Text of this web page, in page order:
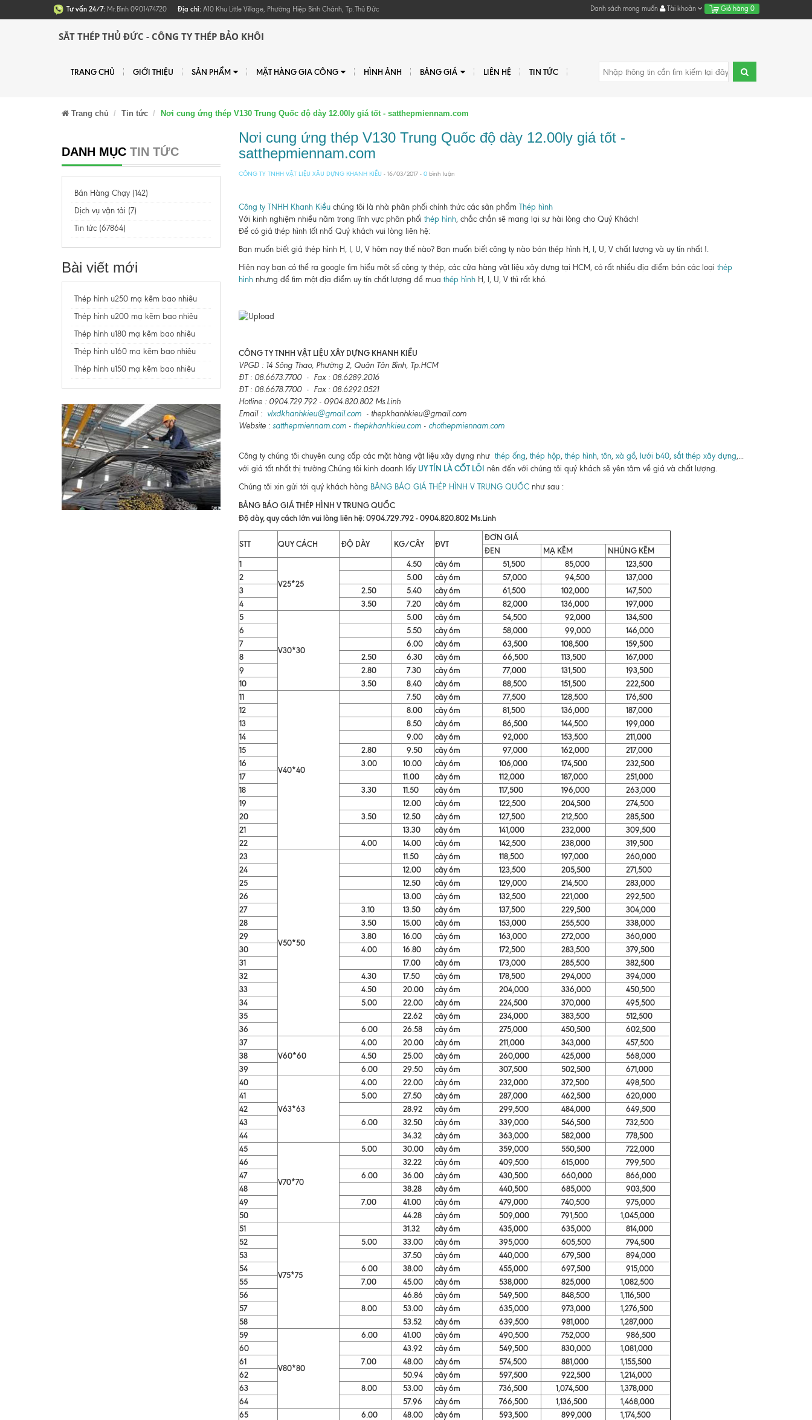
Tư vấn 24/7: Mr.Bình 0901474720 Địa chỉ: A10 Khu Little Village, Phường Hiệp Bình Chánh, Tp.Thủ Đức Danh sách mong muốn Tài khoản Giỏ hàng 0
SẮT THÉP THỦ ĐỨC - CÔNG TY THÉP BẢO KHÔI
TRANG CHỦ GIỚI THIỆU SẢN PHẨM MẶT HÀNG GIA CÔNG HÌNH ẢNH BẢNG GIÁ LIÊN HỆ TIN TỨC
Trang chủ Tin tức Nơi cung ứng thép V130 Trung Quốc độ dày 12.00ly giá tốt - satthepmiennam.com
DANH MỤC TIN TỨC
Bán Hàng Chạy (142)
Dịch vụ vận tải (7)
Tin tức (67864)
Bài viết mới
Thép hình u250 mạ kẽm bao nhiêu
Thép hình u200 mạ kẽm bao nhiêu
Thép hình u180 mạ kẽm bao nhiêu
Thép hình u160 mạ kẽm bao nhiêu
Thép hình u150 mạ kẽm bao nhiêu
Nơi cung ứng thép V130 Trung Quốc độ dày 12.00ly giá tốt -
satthepmiennam.com
CÔNG TY TNHH VẬT LIỆU XÂU DỰNG KHANH KIỀU - 16/03/2017 - 0bình luận
Công ty TNHH Khanh Kiềuchúng tôi là nhà phân phối chính thức các sản phẩm Thép hình
Với kinh nghiệm nhiều năm trong lĩnh vực phân phối thép hình, chắc chắn sẽ mang lại sự hài lòng cho Quý Khách!
Để có giá thép hình tốt nhấ Quý khách vui lòng liên hệ:
Bạn muốn biết giá thép hình H, I, U, V hôm nay thế nào? Bạn muốn biết công ty nào bán thép hình H, I, U, V chất lượng và uy tín nhất !.
Hiện nay bạn có thể ra google tìm hiểu một số công ty thép, các cửa hàng vật liệu xây dựng tại HCM, có rất nhiều địa điểm bán các loại thép
hìnhnhưng để tìm một địa điểm uy tín chất lượng để mua thép hìnhH, I, U, V thì rất khó.
CÔNG TY TNHH VẬT LIỆU XÂY DỰNG KHANH KIỀU
VPGD : 14 Sông Thao, Phường 2, Quận Tân Bình, Tp.HCM
ĐT : 08.6673.7700 - Fax : 08.6289.2016
ĐT : 08.6678.7700 - Fax : 08.6292.0521
Hotline : 0904.729.792 - 0904.820.802 Ms.Linh
Email : vlxdkhanhkieu@gmail.com- thepkhanhkieu@gmail.com
Website : satthepmiennam.com- thepkhanhkieu.com- chothepmiennam.com
Công ty chúng tôi chuyên cung cấp các mặt hàng vật liệu xây dựng như thép ống, thép hộp, thép hình, tôn, xà gồ, lưới b40, sắt thép xây dựng,...
với giá tốt nhất thị trường.Chúng tôi kinh doanh lấy UY TÍN LÀ CỐT LÕI nên đến với chúng tôi quý khách sẽ yên tâm về giá và chất lượng.
Chúng tôi xin gửi tới quý khách hàng BẢNG BÁO GIÁ THÉP HÌNH V TRUNG QUỐCnhư sau :
BẢNG BÁO GIÁ THÉP HÌNH V TRUNG QUỐC
Độ dày, quy cách lớn vui lòng liên hệ: 0904.729.792 - 0904.820.802 Ms.Linh
STT QUY CÁCH ĐỘ DÀY KG/CÂY ĐVT
ĐƠN GIÁ
ĐEN
MẠ KẼM
NHÚNG KẼM
1
V25*25
4.50 cây 6m 51,500 85,000
123,500
2
5.00 cây 6m 57,000 94,500
137,000
3
2.50 5.40 cây 6m 61,500 102,000
147,500
4
3.50 7.20 cây 6m 82,000 136,000
197,000
5
V30*30
5.00 cây 6m 54,500 92,000
134,500
6
5.50 cây 6m 58,000 99,000
146,000
7
6.00 cây 6m 63,500 108,500
159,500
8
2.50 6.30 cây 6m 66,500 113,500
167,000
9
2.80 7.30 cây 6m 77,000 131,500
193,500
10
3.50 8.40 cây 6m 88,500 151,500
222,500
11
V40*40
7.50 cây 6m 77,500 128,500
176,500
12
8.00 cây 6m 81,500 136,000
187,000
13
8.50 cây 6m 86,500 144,500
199,000
14
9.00 cây 6m 92,000 153,500
211,000
15
2.80 9.50 cây 6m 97,000 162,000
217,000
16
3.00 10.00 cây 6m 106,000 174,500
232,500
17
11.00 cây 6m 112,000 187,000
251,000
18
3.30 11.50 cây 6m 117,500 196,000
263,000
19
12.00 cây 6m 122,500 204,500
274,500
20
3.50 12.50 cây 6m 127,500 212,500
285,500
21
13.30 cây 6m 141,000 232,000
309,500
22
4.00 14.00 cây 6m 142,500 238,000
319,500
23
V50*50
11.50 cây 6m 118,500 197,000
260,000
24
12.00 cây 6m 123,500 205,500
271,500
25
12.50 cây 6m 129,000 214,500
283,000
26
13.00 cây 6m 132,500 221,000
292,500
27
3.10 13.50 cây 6m 137,500 229,500
304,000
28
3.50 15.00 cây 6m 153,000 255,500
338,000
29
3.80 16.00 cây 6m 163,000 272,000
360,000
30
4.00 16.80 cây 6m 172,500 283,500
379,500
31
17.00 cây 6m 173,000 285,500
382,500
32
4.30 17.50 cây 6m 178,500 294,000
394,000
33
4.50 20.00 cây 6m 204,000 336,000
450,500
34
5.00 22.00 cây 6m 224,500 370,000
495,500
35
22.62 cây 6m 234,000 383,500
512,500
36
6.00 26.58 cây 6m 275,000 450,500
602,500
37
V60*60
4.00 20.00 cây 6m 211,000 343,000
457,500
38
4.50 25.00 cây 6m 260,000 425,000
568,000
39
6.00 29.50 cây 6m 307,500 502,500
671,000
40
V63*63
4.00 22.00 cây 6m 232,000 372,500
498,500
41
5.00 27.50 cây 6m 287,000 462,500
620,000
42
28.92 cây 6m 299,500 484,000
649,500
43
6.00 32.50 cây 6m 339,000 546,500
732,500
44
34.32 cây 6m 363,000 582,000
778,500
45
V70*70
5.00 30.00 cây 6m 359,000 550,500
722,000
46
32.22 cây 6m 409,500 615,000
799,500
47
6.00 36.00 cây 6m 430,500 660,000
866,000
48
38.28 cây 6m 440,500 685,000
903,500
49
7.00 41.00 cây 6m 479,000 740,500
975,000
50
44.28 cây 6m 509,000 791,500
1,045,000
51
V75*75
31.32 cây 6m 435,000 635,000
814,000
52
5.00 33.00 cây 6m 395,000 605,500
794,500
53
37.50 cây 6m 440,000 679,500
894,000
54
6.00 38.00 cây 6m 455,000 697,500
915,000
55
7.00 45.00 cây 6m 538,000 825,000
1,082,500
56
46.86 cây 6m 549,500 848,500
1,116,500
57
8.00 53.00 cây 6m 635,000 973,000
1,276,500
58
53.52 cây 6m 639,500 981,000
1,287,000
59
V80*80
6.00 41.00 cây 6m 490,500 752,000
986,500
60
43.92 cây 6m 549,500 830,000
1,081,000
61
7.00 48.00 cây 6m 574,500 881,000
1,155,500
62
50.94 cây 6m 597,500 922,500
1,214,000
63
8.00 53.00 cây 6m 736,500 1,074,500
1,378,000
64
57.96 cây 6m 766,500 1,136,500
1,468,000
65
6.00 48.00 cây 6m 593,500 899,000
1,174,500